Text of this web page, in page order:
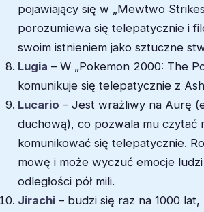
pojawiający się w „Mewtwo
porozumiewa się telepatycznie i
swoim istnieniem jako sztuczne
Lugia – W „Pokemon 2000: The
komunikuje się telepatycznie z
Lucario – Jest wrażliwy na Aurę
duchową), co pozwala mu czytać
komunikować się telepatycznie.
mowę i może wyczuć emocje
odległości pół mili.
Jirachi – budzi się raz na 1000 lat,